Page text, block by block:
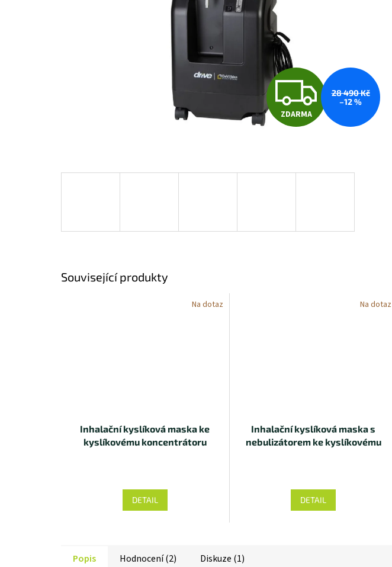
Z
D
A
ZDARMA
28 490 Kč
–12 %
Související produkty
Na dotaz
Inhalační kyslíková maska ke
kyslíkovému koncentrátoru
DETAIL
Na dotaz
Inhalační kyslíková maska s
nebulizátorem ke kyslíkovému
DETAIL
Popis Hodnocení (2) Diskuze (1)